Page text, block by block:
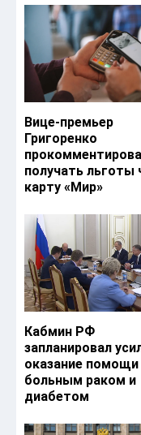
Вице-премьер
Григоренко
получать льготы
карту «Мир»
Кабмин РФ
запланировал
оказание помощи
больным раком и
диабетом